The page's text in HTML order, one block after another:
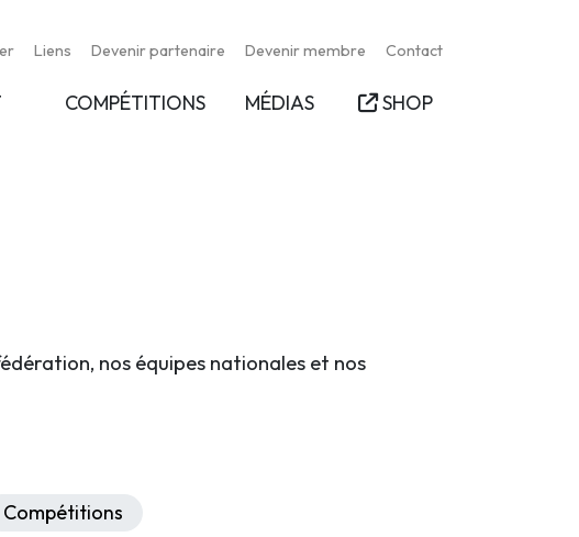
Liens Devenir partenaire Devenir membre Contact
COMPÉTITIONS MÉDIAS SHOP
nos équipes nationales et nos
Compétitions